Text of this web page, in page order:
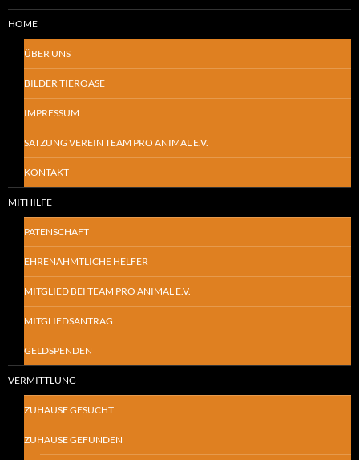
HOME
ÜBER UNS
BILDER TIEROASE
IMPRESSUM
SATZUNG VEREIN TEAM PRO ANIMAL E.V.
KONTAKT
MITHILFE
PATENSCHAFT
EHRENAHMTLICHE HELFER
MITGLIED BEI TEAM PRO ANIMAL E.V.
MITGLIEDSANTRAG
GELDSPENDEN
VERMITTLUNG
ZUHAUSE GESUCHT
ZUHAUSE GEFUNDEN